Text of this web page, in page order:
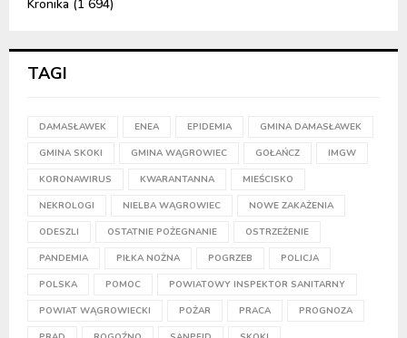
Kronika (1 694)
TAGI
DAMASŁAWEK ENEA EPIDEMIA GMINA DAMASŁAWEK
GMINA SKOKI GMINA WĄGROWIEC GOŁAŃCZ IMGW
KORONAWIRUS KWARANTANNA MIEŚCISKO
NEKROLOGI NIELBA WĄGROWIEC NOWE ZAKAŻENIA
ODESZLI OSTATNIE POŻEGNANIE OSTRZEŻENIE
PANDEMIA PIŁKA NOŻNA POGRZEB POLICJA
POLSKA POMOC POWIATOWY INSPEKTOR SANITARNY
POWIAT WĄGROWIECKI POŻAR PRACA PROGNOZA